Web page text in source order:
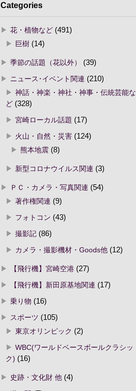
Categories
花・植物など(491)
巨樹(14)
季節の話題（花以外）
(39)
ニュース･イベント関連 (210)
神話・神楽・神社・神事・伝統芸能な
ど(328)
宮崎ローカル話題 (17)
火山・自然・災害(124)
熊本地震(8)
新型コロナウイルス関連 (3)
ＰＣ・カメラ・写真関連 (54)
著作権関連 (9)
フォトコン (43)
撮影記(86)
カメラ・撮影機材・Goods他(12)
【飛行機】宮崎空港(27)
【飛行機】新田原基地関連 (17)
乗り物 (16)
スポーツ (105)
東京オリンピック (2)
WBC(ワールドベースボールクラシッ
ク) (16)
史跡・文化財 他(4)